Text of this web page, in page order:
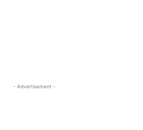
- Advertisement -